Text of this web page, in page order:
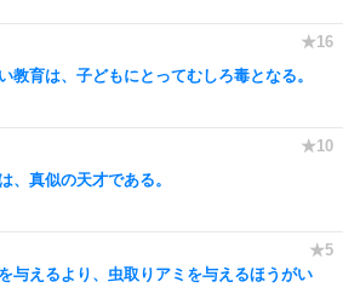
教育は、子どもにとってむしろ毒となる。
、真似の天才である。
与えるより、虫取りアミを与えるほうがい